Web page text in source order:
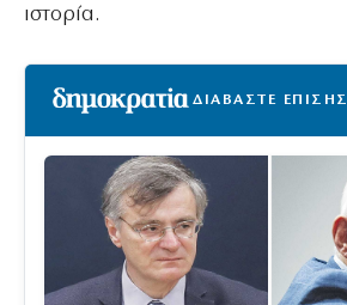
ιστορία.
ΔΙΑΒΑΣΤΕ ΕΠΙΣΗΣ